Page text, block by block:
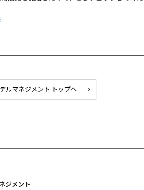
ルマネジメント トップへ
ジメント